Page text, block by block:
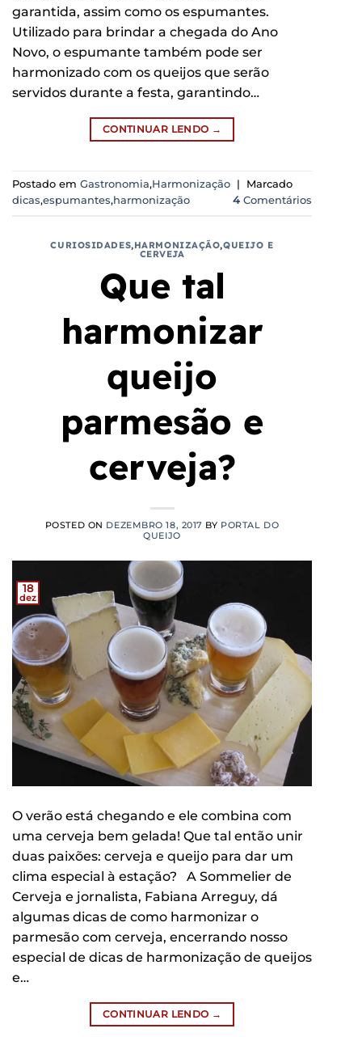
garantida, assim como os espumantes.
Utilizado para brindar a chegada do Ano
Novo, o espumante também pode ser
harmonizado com os queijos que serão
servidos durante a festa, garantindo…
CONTINUAR LENDO →
Postado em Gastronomia,Harmonização |
Marcado
dicas,espumantes,harmonização 4 Comentários
CURIOSIDADES, HARMONIZAÇÃO,QUEIJO E
CERVEJA
Que tal
harmonizar
queijo
parmesão e
cerveja?
POSTED ON DEZEMBRO 18, 2017 BY PORTAL DO
QUEIJO
18
dez
O verão está chegando e ele combina com
uma cerveja bem gelada! Que tal então unir
duas paixões: cerveja e queijo para dar um
clima especial à estação? A Sommelier de
Cerveja e jornalista, Fabiana Arreguy, dá
algumas dicas de como harmonizar o
parmesão com cerveja, encerrando nosso
especial de dicas de harmonização de queijos
e…
CONTINUAR LENDO →